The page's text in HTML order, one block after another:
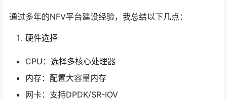
通过多年的NFV平台建设经验，我总结以下几点：
硬件选择
CPU：选择多核心处理器
内存：配置大容量内存
网卡：支持DPDK/SR-IOV